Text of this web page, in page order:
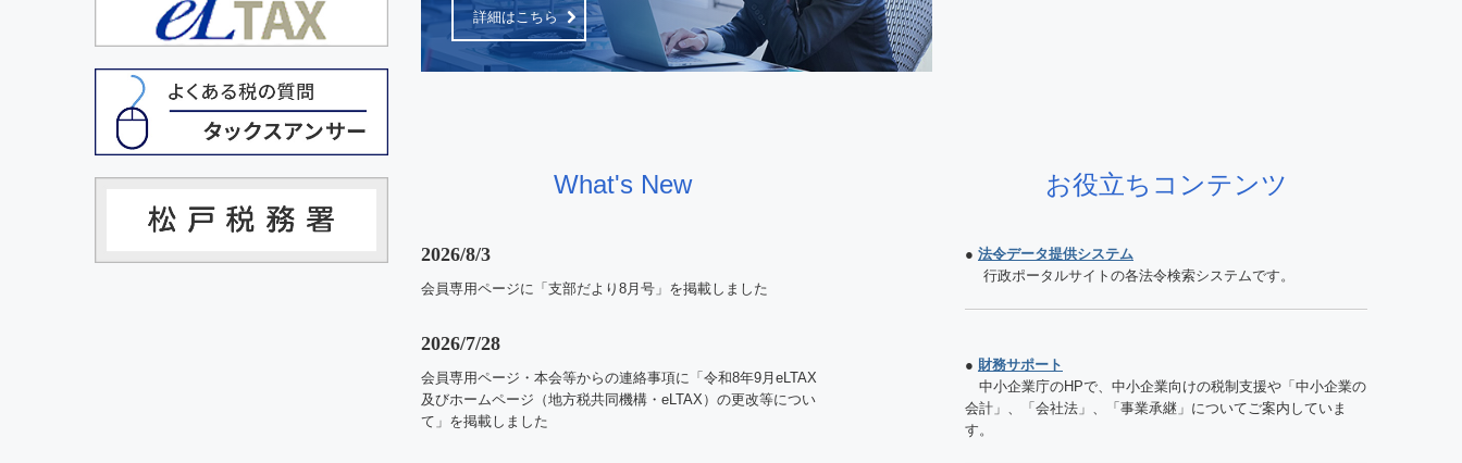
詳細はこちら
What's New
2026/8/3
会員専用ページに「支部だより8 月号」 を掲載しました
2026/7/28
会員専用ページ・ 本会等からの連絡事項に「令和8年9月eLTAX
及びホームページ（地方税共同機構・eLTAX）の更改等につい
て」を掲載しました
お役立ちコンテンツ
● 法令データ提供システム
行政ポータルサイトの各法令検索システムです。
● 財務サポート
中小企業庁のHPで、中小企業向けの税制支援や「中小企業の
会計」、「会社法」、「事業承継」についてご案内していま
す。